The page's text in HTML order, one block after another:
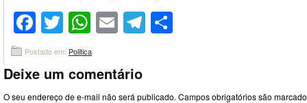
Facebook
Twitter
WhatsApp
EmailTelegram
Postado em: Politica
Deixe um comentário
O seu endereço de e-mail não será publicado. Campos obrigatórios são